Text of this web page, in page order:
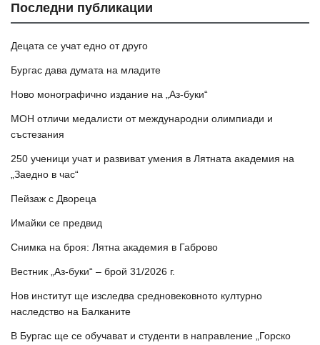
Последни публикации
Децата се учат едно от друго
Бургас дава думата на младите
Ново монографично издание на „Аз-буки“
МОН отличи медалисти от международни олимпиади и
състезания
250 ученици учат и развиват умения в Лятната академия на
„Заедно в час“
Пейзаж с Двореца
Имайки се предвид
Снимка на броя: Лятна академия в Габрово
Вестник „Аз-буки“ – брой 31/2026 г.
Нов институт ще изследва средновековното културно
наследство на Балканите
В Бургас ще се обучават и студенти в направление „Горско